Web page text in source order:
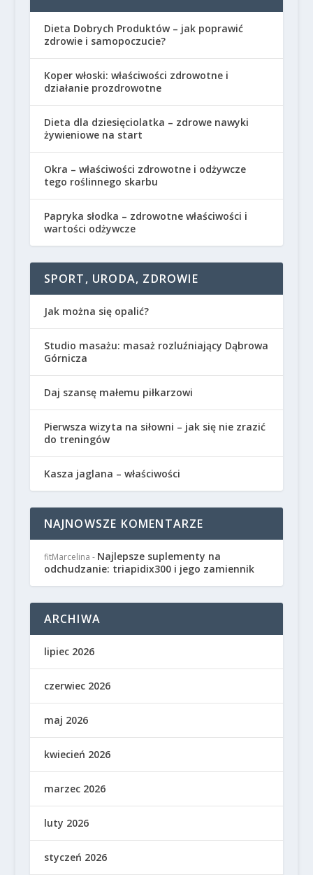
Dieta Dobrych Produktów – jak poprawić
zdrowie i samopoczucie?
Koper włoski: właściwości zdrowotne i
działanie prozdrowotne
Dieta dla dziesięciolatka – zdrowe nawyki
żywieniowe na start
Okra – właściwości zdrowotne i odżywcze
tego roślinnego skarbu
Papryka słodka – zdrowotne właściwości i
wartości odżywcze
SPORT, URODA, ZDROWIE
Jak można się opalić?
Studio masażu: masaż rozluźniający Dąbrowa
Górnicza
Daj szansę małemu piłkarzowi
Pierwsza wizyta na siłowni – jak się nie zrazić
do treningów
Kasza jaglana – właściwości
NAJNOWSZE KOMENTARZE
fitMarcelina - Najlepsze suplementy na
odchudzanie: triapidix300 i jego zamiennik
ARCHIWA
lipiec 2026
czerwiec 2026
maj 2026
kwiecień 2026
marzec 2026
luty 2026
styczeń 2026